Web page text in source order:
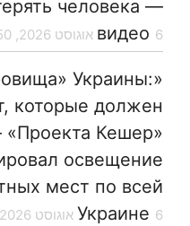
человека —
видео 6 אוגוסט 2026, 23:50,
Украины:
которые должен
Кешер»
освещение
мест по всей
Украине 6 אוגוסט 2026, 21:57,